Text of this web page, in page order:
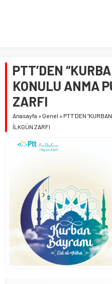
PTT’DEN
KONULU ANMA
ZARFI
Anasayfa » Genel » PTT’DEN
İLKGÜN ZARFI